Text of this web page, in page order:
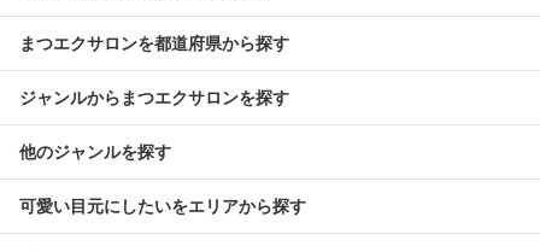
まつエクサロンを都道府県から探す
ジャンルからまつエクサロンを探す
他のジャンルを探す
可愛い目元にしたいをエリアから探す